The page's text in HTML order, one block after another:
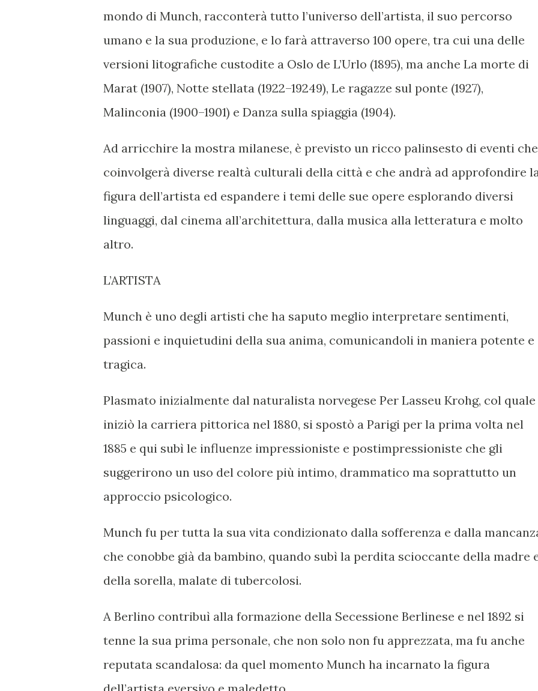
mondo di Munch, racconterà tutto l’universo dell’artista, il suo percorso
umano e la sua produzione, e lo farà attraverso 100 opere, tra cui una delle
versioni litografiche custodite a Oslo de L’Urlo (1895), ma anche La morte di
Marat (1907), Notte stellata (1922–19249), Le ragazze sul ponte (1927),
Malinconia (1900–1901) e Danza sulla spiaggia (1904).
Ad arricchire la mostra milanese, è previsto un ricco palinsesto di eventi che
coinvolgerà diverse realtà culturali della città e che andrà ad approfondire
figura dell’artista ed espandere i temi delle sue opere esplorando diversi
linguaggi, dal cinema all’architettura, dalla musica alla letteratura e molto
altro.
L’ARTISTA
Munch è uno degli artisti che ha saputo meglio interpretare sentimenti,
passioni e inquietudini della sua anima, comunicandoli in maniera potente e
tragica.
Plasmato inizialmente dal naturalista norvegese Per Lasseu Krohg, col quale
iniziò la carriera pittorica nel 1880, si spostò a Parigi per la prima volta nel
1885 e qui subì le influenze impressioniste e postimpressioniste che gli
suggerirono un uso del colore più intimo, drammatico ma soprattutto un
approccio psicologico.
Munch fu per tutta la sua vita condizionato dalla sofferenza e dalla
che conobbe già da bambino, quando subì la perdita scioccante della madre
della sorella, malate di tubercolosi.
A Berlino contribuì alla formazione della Secessione Berlinese e nel 1892 si
tenne la sua prima personale, che non solo non fu apprezzata, ma fu anche
reputata scandalosa: da quel momento Munch ha incarnato la figura